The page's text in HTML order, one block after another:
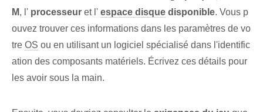
M, l' processeur et l' espace disque ⁣disponible. Vous p
ouvez trouver ces informations dans les paramètres de vo
tre OS ou en utilisant un logiciel spécialisé dans l'identific
ation des composants matériels. ⁣Écrivez ces détails pour
les avoir sous la main.